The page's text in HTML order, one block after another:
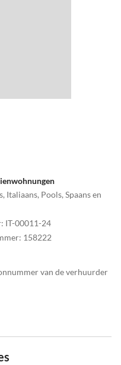
Italiaans, Pools, Spaans en
: IT-00011-24
: 158222
van de verhuurder